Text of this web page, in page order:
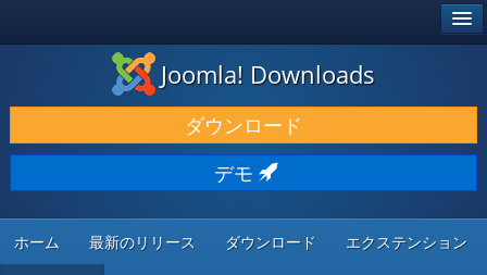
ダウンロードと機能拡張
発見と学び
コミュニティとサポート
開発者向けリソース
Joomla! Downloads
ダウンロード
デモ
ホーム 最新のリリース ダウンロード エクステンション